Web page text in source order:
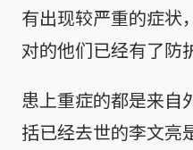
有出现较严重的症状
对的他们已经有了防
患上重症的都是来自
括已经去世的李文亮